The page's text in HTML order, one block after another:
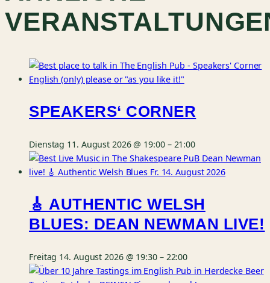
SPEAKERS‘ CORNER
Dienstag 11. August 2026 @ 19:00– 21:00
🎸 AUTHENTIC WELSH
BLUES: DEAN NEWMAN LIVE!
Freitag 14. August 2026 @ 19:30– 22:00